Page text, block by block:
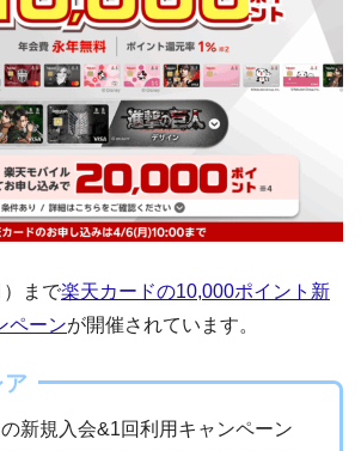
まで楽天カードの10,000ポイント新
ペーンが開催されています。
新規入会&1回利用キャンペーン